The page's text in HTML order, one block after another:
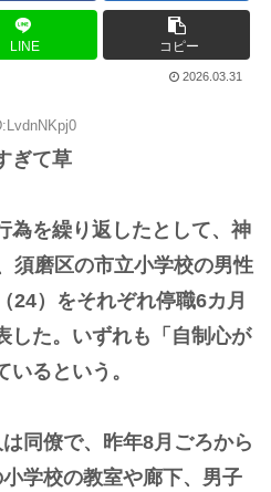
LINE コピー
2026.03.31
ぎて草
為を繰り返したとして、神
須磨区の市立小学校の男性
24）をそれぞれ停職6カ月
した。いずれも「自制心が
るという。
同僚で、昨年8月ごろから
学校の教室や廊下、男子